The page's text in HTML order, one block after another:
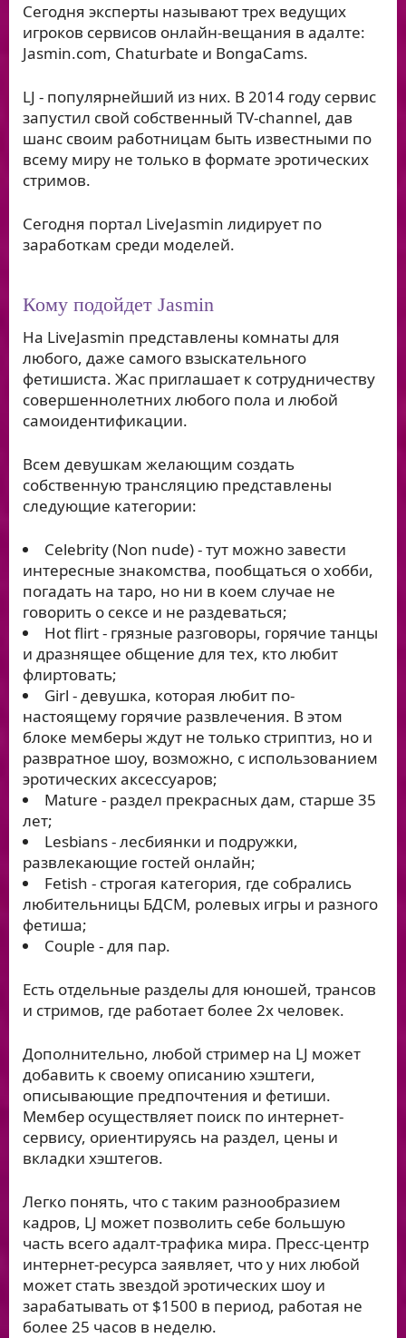
Сегодня эксперты называют трех ведущих
игроков сервисов онлайн-вещания в адалте:
Jasmin.com, Chaturbate и BongaCams.
LJ - популярнейший из них. В 2014 году сервис
запустил свой собственный TV-channel, дав
шанс своим работницам быть известными по
всему миру не только в формате эротических
стримов.
Сегодня портал LiveJasmin лидирует по
заработкам среди моделей.
Кому подойдет Jasmin
На LiveJasmin представлены комнаты для
любого, даже самого взыскательного
фетишиста. Жас приглашает к сотрудничеству
совершеннолетних любого пола и любой
самоидентификации.
Всем девушкам желающим создать
собственную трансляцию представлены
следующие категории:
Celebrity (Non nude) - тут можно завести
интересные знакомства, пообщаться о хобби,
погадать на таро, но ни в коем случае не
говорить о сексе и не раздеваться;
Hot flirt - грязные разговоры, горячие танцы
и дразнящее общение для тех, кто любит
флиртовать;
Girl - девушка, которая любит по-
настоящему горячие развлечения. В этом
блоке мемберы ждут не только стриптиз, но и
развратное шоу, возможно, с использованием
эротических аксессуаров;
Mature - раздел прекрасных дам, старше 35
лет;
Lesbians - лесбиянки и подружки,
развлекающие гостей онлайн;
Fetish - строгая категория, где собрались
любительницы БДСМ, ролевых игры и разного
фетиша;
Couple - для пар.
Есть отдельные разделы для юношей, трансов
и стримов, где работает более 2х человек.
Дополнительно, любой стример на LJ может
добавить к своему описанию хэштеги,
описывающие предпочтения и фетиши.
Мембер осуществляет поиск по интернет-
сервису, ориентируясь на раздел, цены и
вкладки хэштегов.
Легко понять, что с таким разнообразием
кадров, LJ может позволить себе большую
часть всего адалт-трафика мира. Пресс-центр
интернет-ресурса заявляет, что у них любой
может стать звездой эротических шоу и
зарабатывать от $1500 в период, работая не
более 25 часов в неделю.